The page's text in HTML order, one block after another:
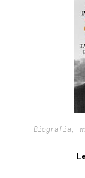
Biografia,